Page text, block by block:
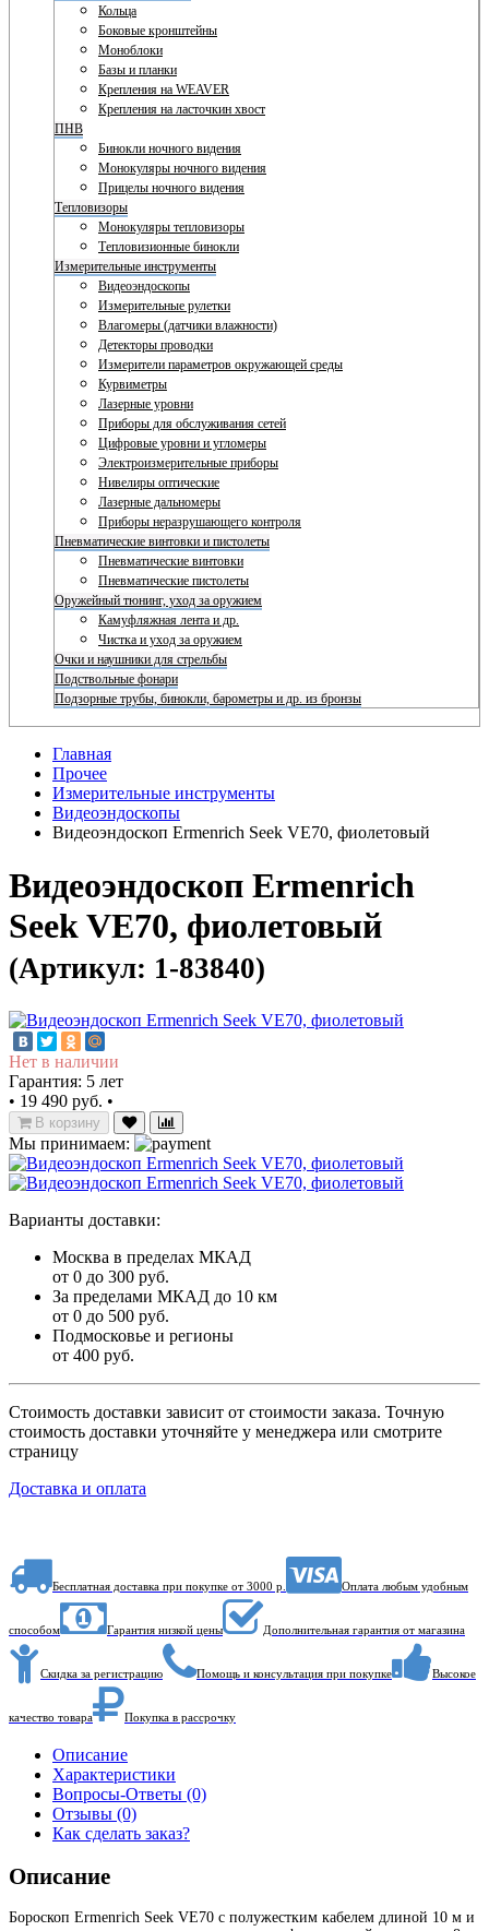
Кольца
Боковые кронштейны
Моноблоки
Базы и планки
Крепления на WEAVER
Крепления на ласточкин хвост
ПНВ
Бинокли ночного видения
Монокуляры ночного видения
Прицелы ночного видения
Тепловизоры
Монокуляры тепловизоры
Тепловизионные бинокли
Измерительные инструменты
Видеоэндоскопы
Измерительные рулетки
Влагомеры (датчики влажности)
Детекторы проводки
Измерители параметров окружающей среды
Курвиметры
Лазерные уровни
Приборы для обслуживания сетей
Цифровые уровни и угломеры
Электроизмерительные приборы
Нивелиры оптические
Лазерные дальномеры
Приборы неразрушающего контроля
Пневматические винтовки и пистолеты
Пневматические винтовки
Пневматические пистолеты
Оружейный тюнинг, уход за оружием
Камуфляжная лента и др.
Чистка и уход за оружием
Очки и наушники для стрельбы
Подствольные фонари
Подзорные трубы, бинокли, барометры и др. из бронзы
Главная
Прочее
Измерительные инструменты
Видеоэндоскопы
Видеоэндоскоп Ermenrich Seek VE70, фиолетовый
Видеоэндоскоп Ermenrich
Seek VE70, фиолетовый
(Артикул: 1-83840)
Нет в наличии
Гарантия: 5 лет
• 19 490 руб. •
В корзину
Мы принимаем:
Варианты доставки:
Москва в пределах МКАД
от 0 до 300 руб.
За пределами МКАД до 10 км
от 0 до 500 руб.
Подмосковье и регионы
от 400 руб.
Стоимость доставки зависит от стоимости заказа. Точную
стоимость доставки уточняйте у менеджера или смотрите
страницу
Доставка и оплата
Бесплатная доставка при покупке от 3000 р. Оплата любым удобным
способом Гарантия низкой цены Дополнительная гарантия от магазина
Скидка за регистрацию Помощь и консультация при покупке Высокое
качество товара Покупка в рассрочку
Описание
Характеристики
Вопросы-Ответы (0)
Отзывы (0)
Как сделать заказ?
Описание
Бороскоп Ermenrich Seek VE70 с полужестким кабелем длиной 10 м и